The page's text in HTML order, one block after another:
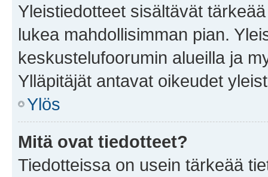
Yleistiedotteet sisältävät
lukea mahdollisimman pian.
keskustelufoorumin alueilla ja
Ylläpitäjät antavat oikeudet
Ylös
Mitä ovat tiedotteet?
Tiedotteissa on usein tärkeää